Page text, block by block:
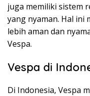
juga memiliki sistem
yang nyaman. Hal ini
lebih aman dan
Vespa.
Vespa di
Di Indonesia, Vespa